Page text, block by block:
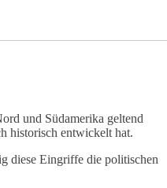
und Südamerika geltend
historisch entwickelt hat.
diese Eingriffe die politischen